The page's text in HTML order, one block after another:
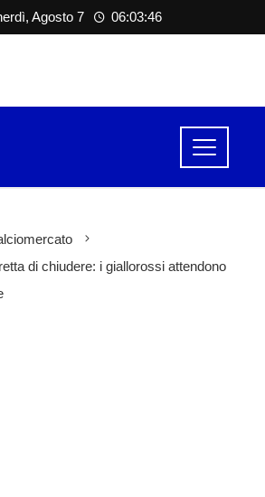
Agosto 7 06:03:47
di chiudere: i giallorossi attendono